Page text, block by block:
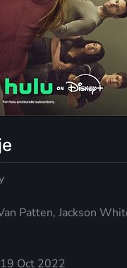
Patten, Jackson
Oct 2022